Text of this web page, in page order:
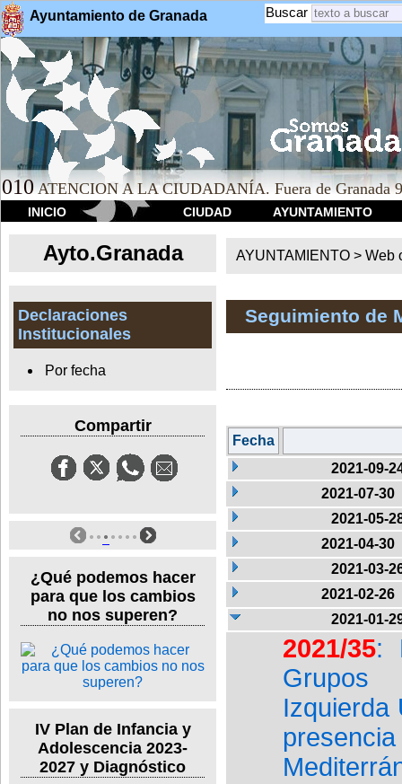
Ayuntamiento de Granada Buscar
010 ATENCION A LA CIUDADANÍA. Fuera de Granada
INICIO CIUDAD AYUNTAMIENTO
Ayto.Granada
Declaraciones
Institucionales
Por fecha
Compartir
¿Qué podemos hacer
para que los cambios
no nos superen?
IV Plan de Infancia y
Adolescencia 2023-
2027 y Diagnóstico
AYUNTAMIENTO > Web
Seguimiento de
Fecha
2021-09-
2021-07-30
2021-05-
2021-04-30
2021-03-
2021-02-26
2021-01-
2021/35:
Grupos
Izquierda